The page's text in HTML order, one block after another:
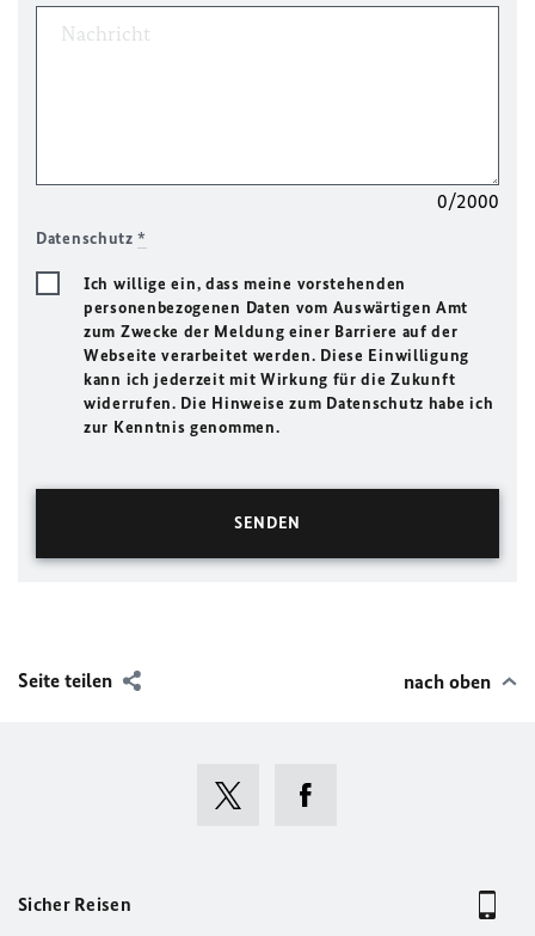
0/2000
Datenschutz*
Ich willige ein, dass meine vorstehenden
personenbezogenen Daten vom Auswärtigen Amt
zum Zwecke der Meldung einer Barriere auf der
Webseite verarbeitet werden. Diese Einwilligung
kann ich jederzeit mit Wirkung für die Zukunft
widerrufen. Die Hinweise zum Datenschutz habe ich
zur Kenntnis genommen.
Seite teilen nach oben
Sicher Reisen